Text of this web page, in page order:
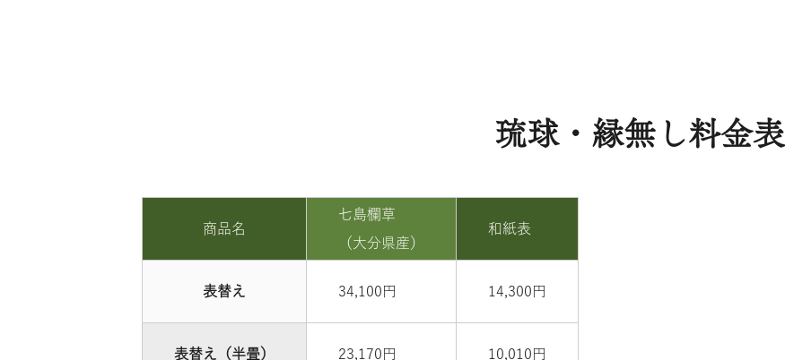
琉球・縁無し料金表
商品名
七島欄草
（大分県産）
和紙表
表替え 34,100円 14,300円
表替え（半畳） 23,170円 10,010円